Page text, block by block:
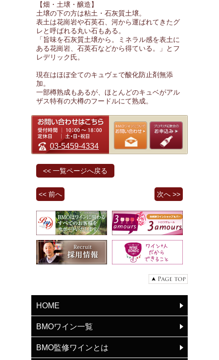
【畑・土壌・醸造】
土壌の下の方は粘土・石灰質土壌。
表土は花崗岩や石英石、河から運ばれてきたグ
レと呼ばれる丸い石もある。
「旨味を石灰質土壌から。ミネラル感を表土に
ある花崗岩、石英石などから得ている。」とフ
レデリック氏。
現在はほぼ全てのキュヴェで酸化防止剤無添
加。
一部樽熟成もあるが、ほとんどのキュベがアル
ザス特有の大樽のフードルにて熟成。
03-5459-4334
<< 一覧ページへ戻る
<< 前へ 次へ >>
HOME
BMOワイン一覧
BMO監修ワインとは